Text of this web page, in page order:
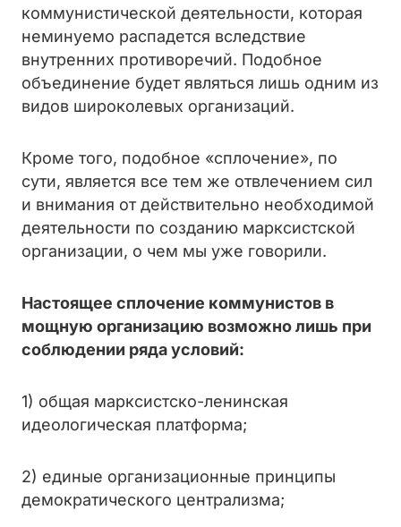
коммунистической деятельности, которая
неминуемо распадется вследствие
внутренних противоречий. Подобное
объединение будет являться лишь одним из
видов широколевых организаций.
Кроме того, подобное «сплочение», по
сути, является все тем же отвлечением сил
и внимания от действительно необходимой
деятельности по созданию марксистской
организации, о чем мы уже говорили.
Настоящее сплочение коммунистов в
мощную организацию возможно лишь при
соблюдении ряда условий:
1) общая марксистско-ленинская
идеологическая платформа;
2) единые организационные принципы
демократического централизма;